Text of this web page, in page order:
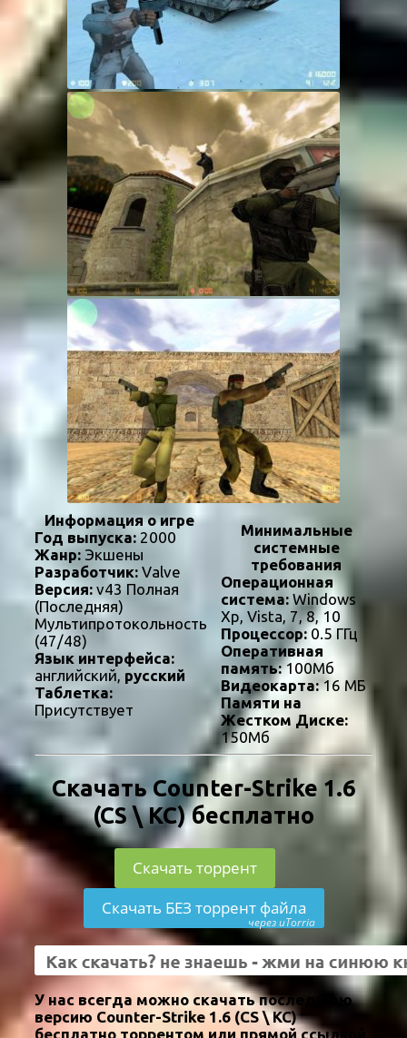
Информация о игре
Год выпуска: 2000
Жанр: Экшены
Разработчик: Valve
Версия: v43 Полная
(Последняя)
Мультипротокольность
(47/48)
Язык интерфейса:
английский, русский
Таблетка:
Присутствует
Минимальные
системные
требования
Операционная
система:Windows
Xp, Vista, 7, 8, 10
Процессор:0.5 ГГц
Оперативная
память:100Мб
Видеокарта:16 МБ
Памяти на
Жестком Диске:
150Мб
Скачать Counter-Strike 1.6
(CS \ КС) бесплатно
Скачать торрент
Скачать БЕЗ торрент файла
через uTorria
У нас всегда можно скачать последнюю
версию Counter-Strike 1.6 (CS \ КС)
бесплатно торрентом или прямой ссылкой.